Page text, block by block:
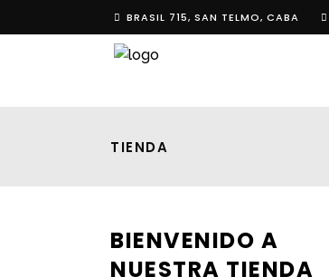
BRASIL 715, SAN TELMO, CABA
TIENDA
BIENVENIDO A
NUESTRA TIENDA